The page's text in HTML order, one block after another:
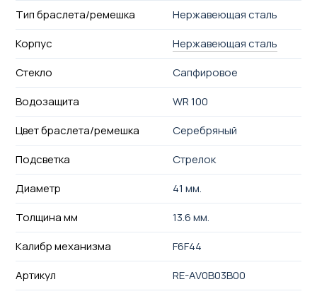
Тип браслета/ремешка
Нержавеющая сталь
Корпус
Нержавеющая сталь
Стекло
Сапфировое
Водозащита
WR 100
Цвет браслета/ремешка
Серебряный
Подсветка
Стрелок
Диаметр
41 мм.
Толщина мм
13.6 мм.
Калибр механизма
F6F44
Артикул
RE-AV0B03B00